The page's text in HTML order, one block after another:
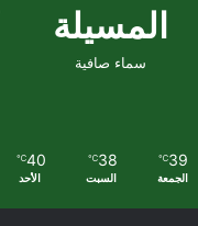
المسيلة
سماء صافية
39
℃
الجمعة
38
℃
السبت
40
℃
الأحد